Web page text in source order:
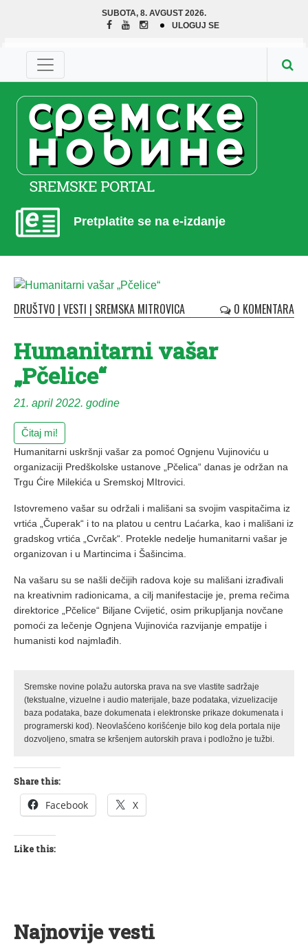
SUBOTA, 8. AVGUST 2026.
ULOGUJ SE
Pretplatite se na e-izdanje
DRUŠTVO | VESTI | SREMSKA MITROVICA 0 KOMENTARA
Humanitarni vašar
„Pčelice“
21. april 2022. godine
Čitaj mi!
Humanitarni uskršnji vašar za pomoć Ognjenu Vujinoviću u
organizaciji Predškolske ustanove „Pčelica“ danas je održan na
Trgu Ćire Milekića u Sremskoj MItrovici.
Istovremeno vašar su održali i mališani sa svojim vaspitačima iz
vrtića „Čuperak“ i to na platou u centru Laćarka, kao i mališani iz
gradskog vrtića „Cvrčak“. Protekle nedelje humanitarni vašar je
organizovan i u Martincima i Šašincima.
Na vašaru su se našli dečijih radova koje su mališani izrađivali
na kreativnim radionicama, a cilj manifestacije je, prema rečima
direktorice „Pčelice“ Biljane Cvijetić, osim prikupljanja novčane
pomoći za lečenje Ognjena Vujinovića razvijanje empatije i
humanisti kod najmlađih.
Sremske novine polažu autorska prava na sve vlastite sadržaje
(tekstualne, vizuelne i audio materijale, baze podataka, vizuelizacije
baza podataka, baze dokumenata i elektronske prikaze dokumenata i
programerski kod). Neovlašćeno korišćenje bilo kog dela portala nije
dozvoljeno, smatra se kršenjem autorskih prava i podložno je tužbi.
Share this:
Facebook X
Like this:
Najnovije vesti